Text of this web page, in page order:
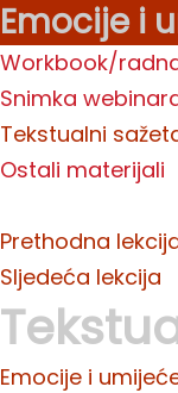
Emocije i
Workbook/
Snimka
Tekstualni
Ostali materijali
Prethodna
Sljedeća lekcija
Emocije i